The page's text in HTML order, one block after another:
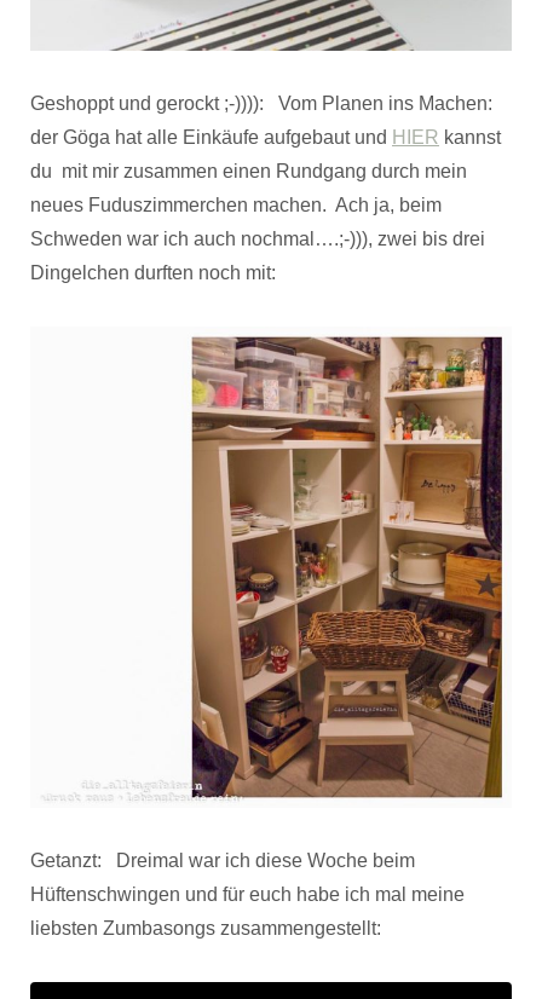
Geshoppt und gerockt ;-)))): Vom Planen ins Machen:
der Göga hat alle Einkäufe aufgebaut und HIER kannst
du mit mir zusammen einen Rundgang durch mein
neues Fuduszimmerchen machen. Ach ja, beim
Schweden war ich auch nochmal….;-))), zwei bis drei
Dingelchen durften noch mit:
Getanzt: Dreimal war ich diese Woche beim
Hüftenschwingen und für euch habe ich mal meine
liebsten Zumbasongs zusammengestellt: